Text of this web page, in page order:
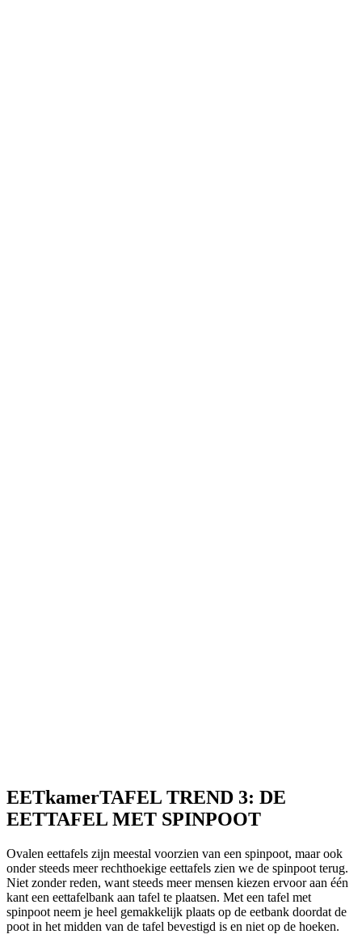
EETkamerTAFEL TREND 3: DE
EETTAFEL MET SPINPOOT
Ovalen eettafels zijn meestal voorzien van een spinpoot, maar ook
onder steeds meer rechthoekige eettafels zien we de spinpoot terug.
Niet zonder reden, want steeds meer mensen kiezen ervoor aan één
kant een eettafelbank aan tafel te plaatsen. Met een tafel met
spinpoot neem je heel gemakkelijk plaats op de eetbank doordat de
poot in het midden van de tafel bevestigd is en niet op de hoeken.